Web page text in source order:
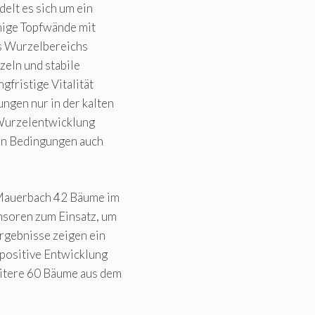
es sich um ein
Topfwände mit
Wurzelbereichs
und stabile
Vitalität
nur in der kalten
Bedingungen auch
42 Bäume im
zum Einsatz, um
zeigen ein
Entwicklung
60 Bäume aus dem